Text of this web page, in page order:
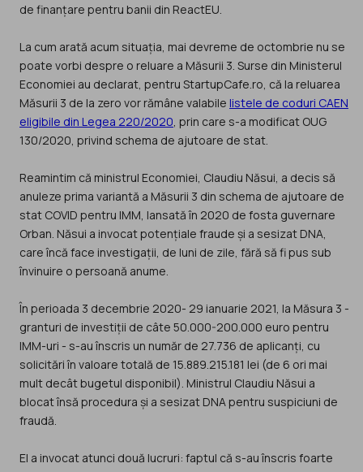
de finanțare pentru banii din ReactEU.
La cum arată acum situația, mai devreme de octombrie nu se
poate vorbi despre o reluare a Măsurii 3. Surse din Ministerul
Economiei au declarat, pentru StartupCafe.ro, că la reluarea
Măsurii 3 de la zero vor rămâne valabile listele de coduri CAEN
eligibile din Legea 220/2020, prin care s-a modificat OUG
130/2020, privind schema de ajutoare de stat.
Reamintim că ministrul Economiei, Claudiu Năsui, a decis să
anuleze prima variantă a Măsurii 3 din schema de ajutoare de
stat COVID pentru IMM, lansată în 2020 de fosta guvernare
Orban. Năsui a invocat potențiale fraude și a sesizat DNA,
care încă face investigații, de luni de zile, fără să fi pus sub
învinuire o persoană anume.
În perioada 3 decembrie 2020- 29 ianuarie 2021, la Măsura 3 -
granturi de investiții de câte 50.000-200.000 euro pentru
IMM-uri - s-au înscris un număr de 27.736 de aplicanți, cu
solicitări în valoare totală de 15.889.215.181 lei (de 6 ori mai
mult decât bugetul disponibil). Ministrul Claudiu Năsui a
blocat însă procedura și a sesizat DNA pentru suspiciuni de
fraudă.
El a invocat atunci două lucruri: faptul că s-au înscris foarte